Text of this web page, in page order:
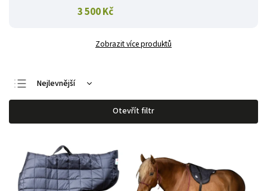
3 500 Kč
Zobrazit více produktů
Nejlevnější
Nejdražší
Nejprodávanější
Otevřít filtr